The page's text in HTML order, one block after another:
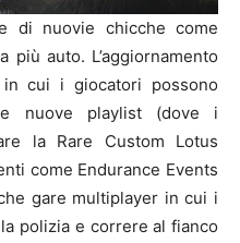
di nuovie chicche come
auto. L’aggiornamento
cui i giocatori possono
nuove playlist (dove i
la Rare Custom Lotus
come Endurance Events
gare multiplayer in cui i
polizia e correre al fianco